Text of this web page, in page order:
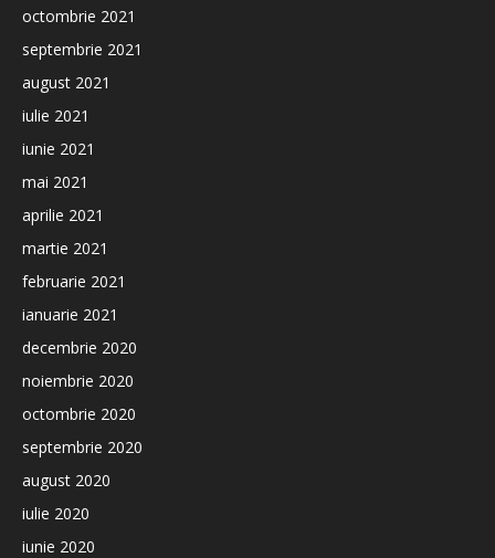
octombrie 2021
septembrie 2021
august 2021
iulie 2021
iunie 2021
mai 2021
aprilie 2021
martie 2021
februarie 2021
ianuarie 2021
decembrie 2020
noiembrie 2020
octombrie 2020
septembrie 2020
august 2020
iulie 2020
iunie 2020